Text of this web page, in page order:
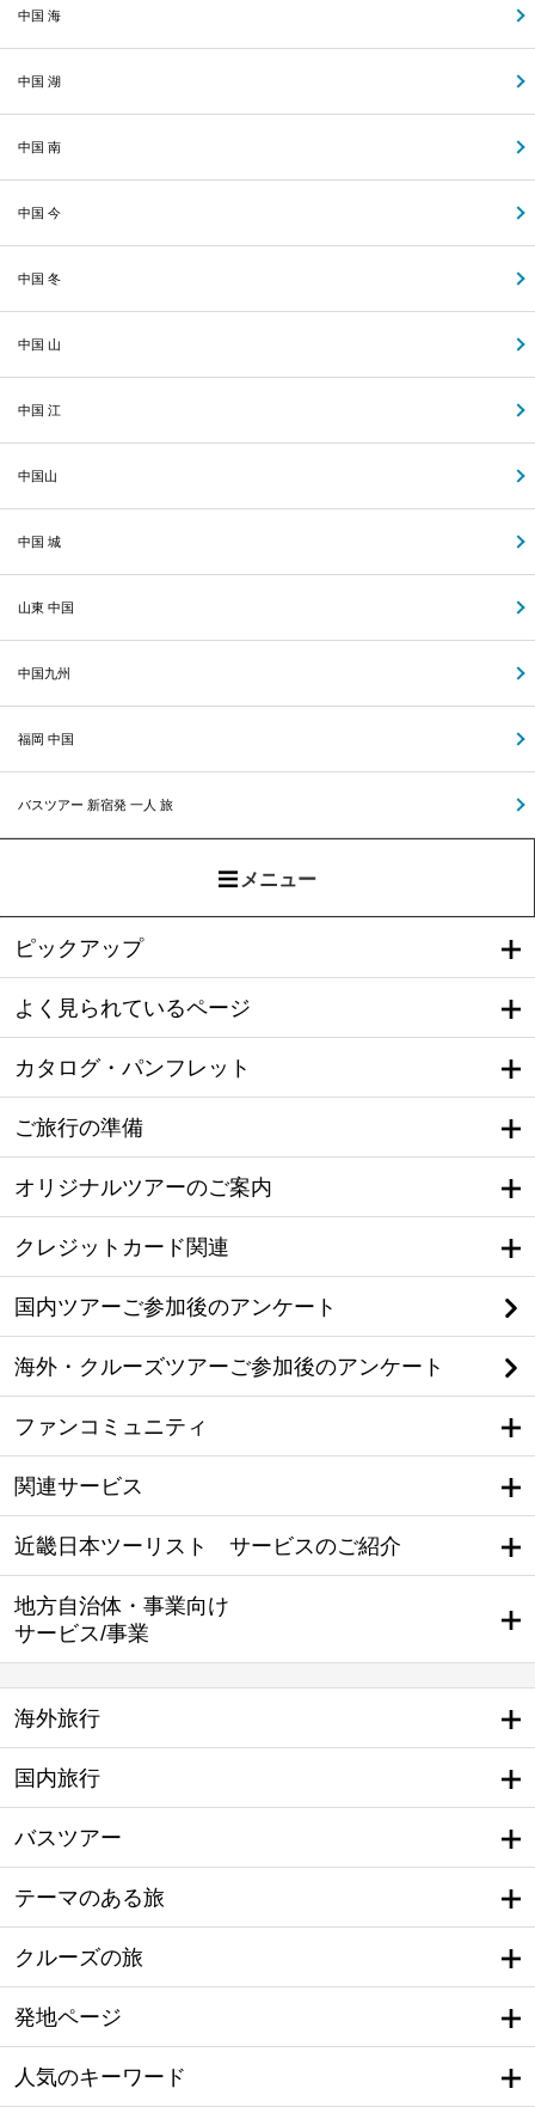
中国 海
中国 湖
中国 南
中国 今
中国 冬
中国 山
中国 江
中国山
中国 城
山東 中国
中国九州
福岡 中国
バスツアー 新宿発 一人 旅
メニュー
ピックアップ
よく見られているページ
カタログ・パンフレット
ご旅行の準備
オリジナルツアーのご案内
クレジットカード関連
国内ツアーご参加後のアンケート
海外・クルーズツアーご参加後のアンケート
ファンコミュニティ
関連サービス
近畿日本ツーリスト サービスのご紹介
地方自治体・事業向け
サービス/事業
海外旅行
国内旅行
バスツアー
テーマのある旅
クルーズの旅
発地ページ
人気のキーワード